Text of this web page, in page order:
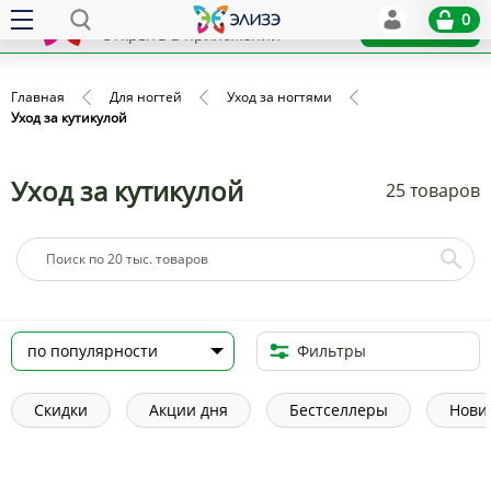
x
Открыть в приложении
Установить
0
Главная Для ногтей
Уход за ногтями
Уход за кутикулой
Уход за кутикулой 25 товаров
Фильтры
Скидки Акции дня Бестселлеры